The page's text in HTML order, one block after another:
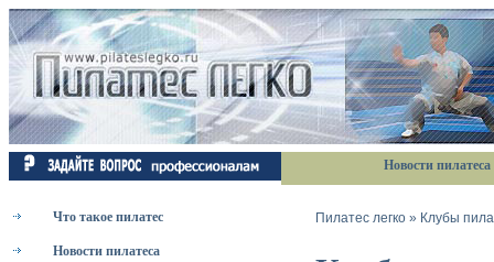
Новости пилатеса
Что такое пилатес
Новости пилатеса
Пилатес легко » Клубы